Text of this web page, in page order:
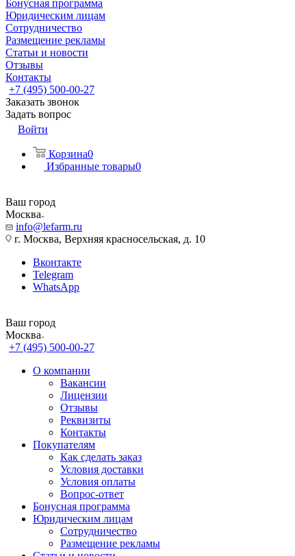
Бонусная программа
Юридическим лицам
Сотрудничество
Размещение рекламы
Статьи и новости
Отзывы
Контакты
+7 (495) 500-00-27
Заказать звонок
Задать вопрос
Войти
Корзина0
Избранные товары0
Ваш город
Москва
info@lefarm.ru
г. Москва, Верхняя красносельская, д. 10
Вконтакте
Telegram
WhatsApp
Ваш город
Москва
+7 (495) 500-00-27
О компании
Вакансии
Лицензии
Отзывы
Реквизиты
Контакты
Покупателям
Как сделать заказ
Условия доставки
Условия оплаты
Вопрос-ответ
Бонусная программа
Юридическим лицам
Сотрудничество
Размещение рекламы